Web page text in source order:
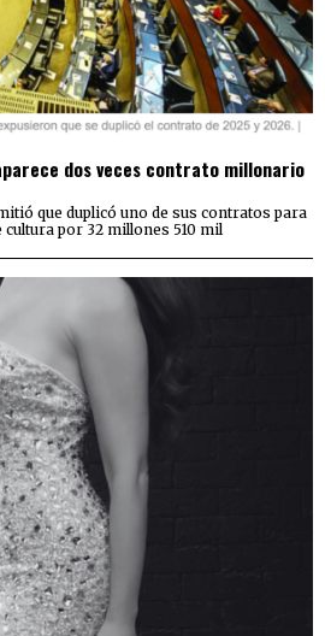
dos veces contrato millonario
que duplicó uno de sus contratos para
por 32 millones 510 mil